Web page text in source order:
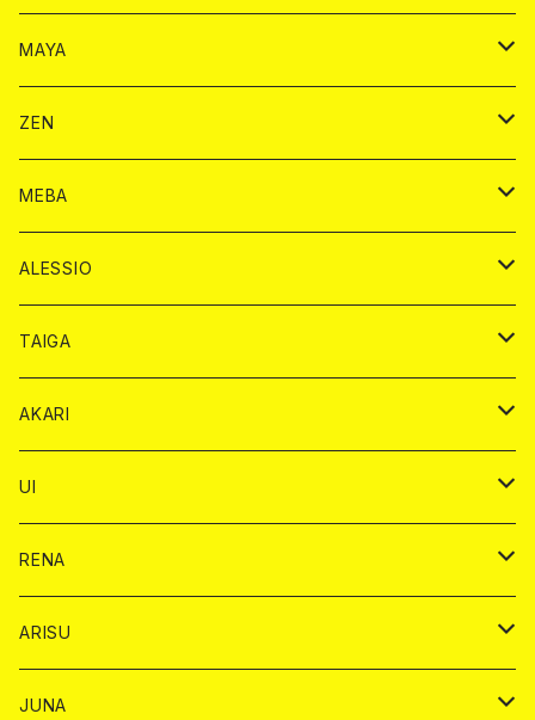
モエシャンドン カード
ヴーヴクリコ カード
BAIKA カード
ノーマル カード
プレミアム カード
ドリンク カード
１ドリンクカード
ショット
チェキ カード
チェキ １５００円
シャンパン カード
モエシャンドン カード
ヴーヴクリコ カード
BAIKA カード
ノーマル カード
プレミアム カード
ドリンク カード
１ドリンク カード
ショット
チェキ カード
チェキ １５００円
MAYA
ドリンク
1ドリンク
ショット
チェキ
BAIKA
ZEN
ドリンク
シャンパン
ショット
チェキ
BAIKA
MEBA
ドリンク
シャンパンカード
ドリンクカード
チップ
チェキ
ALESSIO
ドリンク
シャンパン
1ドリンク
チップ
TAIGA
ドリンク
シャンパン
1ドリンク
チップ
AKARI
ドリンク
1ドリンク
ショット
UI
バイカ
ドリンク
シャンパン
チェキ
RENA
バイカ
ドリンク
ARISU
バイカ
JUNA